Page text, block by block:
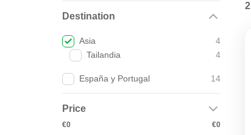
Destination
Asia
4
Tailandia
4
España y Portugal 14
Price
€0 €0
2